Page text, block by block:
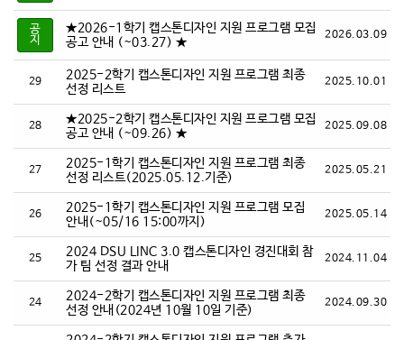
공
지
★2026-1학기 캡스톤디자인 지원 프로그램 모집
공고 안내 (~03.27) ★
2026.03.09
29
2025-2학기 캡스톤디자인 지원 프로그램 최종
선정 리스트
2025.10.01
28
★2025-2학기 캡스톤디자인 지원 프로그램 모집
공고 안내 (~09.26) ★
2025.09.08
27
2025-1학기 캡스톤디자인 지원 프로그램 최종
선정 리스트(2025.05.12.기준)
2025.05.21
26
2025-1학기 캡스톤디자인 지원 프로그램 모집
안내(~05/16 15:00까지)
2025.05.14
25
2024 DSU LINC 3.0 캡스톤디자인 경진대회 참
가 팀 선정 결과 안내
2024.11.04
24
2024-2학기 캡스톤디자인 지원 프로그램 최종
선정 안내(2024년 10월 10일 기준)
2024.09.30